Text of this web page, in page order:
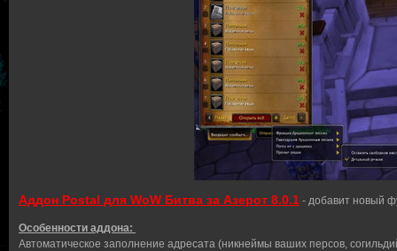
Аддон Postal для WoW Битва за Азерот 8.0.1 - добавит новый
Особенности аддона:
Автоматическое заполнение адресата (никнеймы ваших персов,